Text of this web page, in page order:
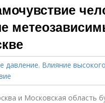
и Московская область